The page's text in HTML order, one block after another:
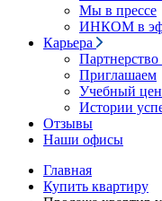
Мы в прессе
ИНКОМ в
Карьера
Приглашаем
Учебный
Истории
Отзывы
Наши офисы
Главная
Купить квартиру